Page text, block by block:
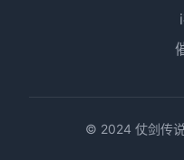
© 2024 仗剑传